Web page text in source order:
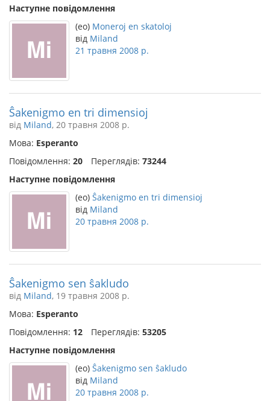
Наступне повідомлення
(eo) Moneroj en skatoloj
від Miland
21 травня 2008 р.
Ŝakenigmo en tri dimensioj
від Miland, 20 травня 2008 р.
Мова: Esperanto
Повідомлення: 20 Переглядів: 73244
Наступне повідомлення
(eo) Ŝakenigmo en tri dimensioj
від Miland
20 травня 2008 р.
Ŝakenigmo sen ŝakludo
від Miland, 19 травня 2008 р.
Мова: Esperanto
Повідомлення: 12 Переглядів: 53205
Наступне повідомлення
(eo) Ŝakenigmo sen ŝakludo
від Miland
20 травня 2008 р.